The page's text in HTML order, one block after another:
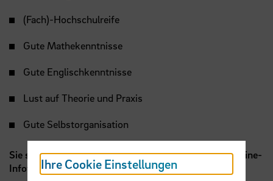
(Fach)-Hochschulreife
Gute Mathekenntnisse
Gute Englischkenntnisse
Lust auf Theorie und Praxis
Gute Selbstorganisation
Sie sind interessiert?Dann nehmen Sie an unsererOnline-
Infoveranstaltungteil am:
Ihre Cookie Einstellungen